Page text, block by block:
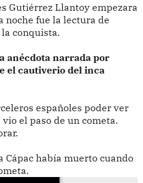
Gutiérrez Llantoy empezara
noche fue la lectura de
conquista.
anécdota narrada por
el cautiverio del inca
españoles poder ver
el paso de un cometa.
Cápac había muerto cuando